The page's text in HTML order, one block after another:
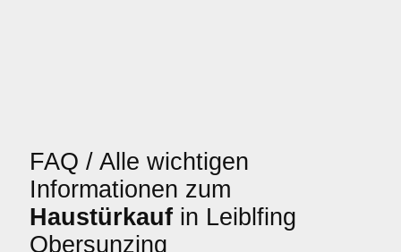
FAQ / Alle wichtigen
Informationen zum
Haustürkauf in Leiblfing
Obersunzing